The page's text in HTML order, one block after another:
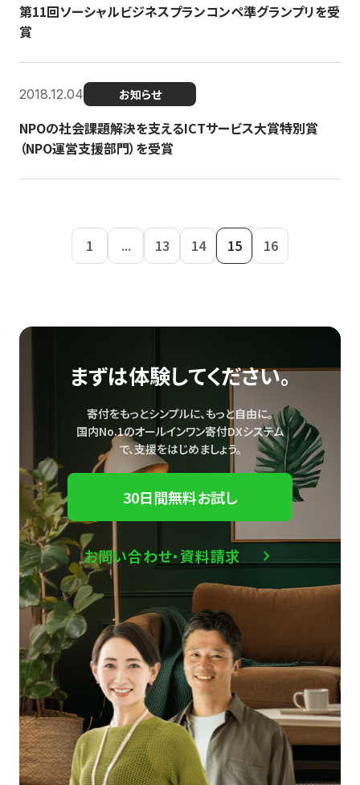
第11回ソーシャルビジネスプランコンペ準グランプリを受
賞
2018.12.04 お知らせ
NPOの社会課題解決を支えるICTサービス大賞特別賞
（NPO運営支援部門）を受賞
1 ... 13 14 15 16
まずは体験してください。
寄付をもっとシンプルに、もっと自由に。
国内No.1のオールインワン寄付DXシステム
で、支援をはじめましょう。
30日間無料お試し
お問い合わせ・資料請求